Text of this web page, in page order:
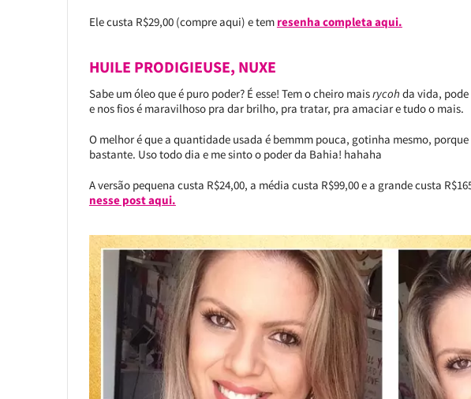
Ele custa R$29,00 (compre aqui) e tem resenha completa aqui.
HUILE PRODIGIEUSE, NUXE
Sabe um óleo que é puro poder? É esse! Tem o cheiro maisrycoh da vida,
e nos fios é maravilhoso pra dar brilho, pra tratar, pra amaciar e tudo o mais.
O melhor é que a quantidade usada é bemmm pouca, gotinha mesmo,
bastante. Uso todo dia e me sinto o poder da Bahia! hahaha
A versão pequena custa R$24,00, a média custa R$99,00 e a grande custa
nesse post aqui.